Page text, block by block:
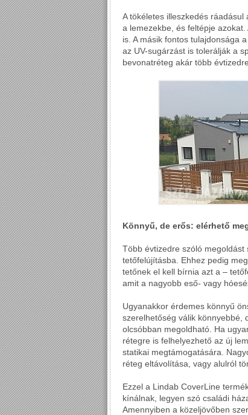
A tökéletes illeszkedés
a lemezekbe, és feltépje
is. A másik fontos tulajdonsága
az UV-sugárzást is tolerálják a
bevonatréteg akár több
Könnyű, de erős: elérhető
Több évtizedre szóló
tetőfelújításba. Ehhez pedig
tetőnek el kell bírnia azt a –
amit a nagyobb eső- vagy
Ugyanakkor érdemes könnyű
szerelhetőség válik könnyebbé,
olcsóbban megoldható. Ha
rétegre is felhelyezhető az új
statikai megtámogatására.
réteg eltávolítása, vagy alulról
Ezzel a Lindab CoverLine
kínálnak, legyen szó családi
Amennyiben a közeljövőben